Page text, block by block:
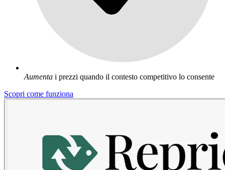
Aumenta i prezzi quando il contesto competitivo lo consente
Scopri come funziona